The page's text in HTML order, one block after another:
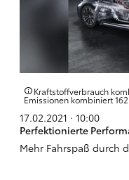
Kraftstoffverbrauch
Emissionen kombiniert
17.02.2021 · 10:00
Perfektionierte
Mehr Fahrspaß durch